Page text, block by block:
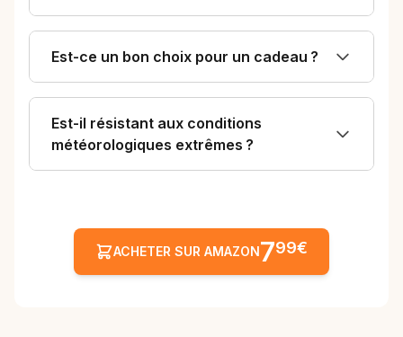
Est-ce un bon choix pour un cadeau ?
Est-il résistant aux conditions
météorologiques extrêmes ?
ACHETER SUR AMAZON799€